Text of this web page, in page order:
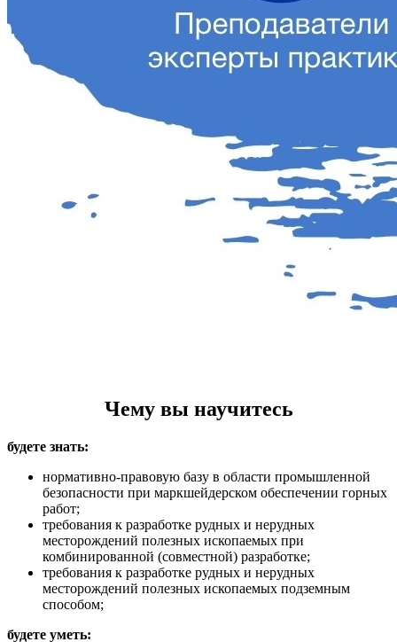
Чему вы научитесь
будете знать:
нормативно-правовую базу в области промышленной
безопасности при маркшейдерском обеспечении горных
работ;
требования к разработке рудных и нерудных
месторождений полезных ископаемых при
комбинированной (совместной) разработке;
требования к разработке рудных и нерудных
месторождений полезных ископаемых подземным
способом;
будете уметь: